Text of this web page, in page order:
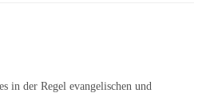
in der Regel evangelischen und